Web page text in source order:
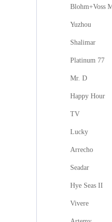
Blohm+Voss
Yuzhou
Shalimar
Platinum 77
Mr. D
Happy Hour
TV
Lucky
Arrecho
Seadar
Hye Seas II
Vivere